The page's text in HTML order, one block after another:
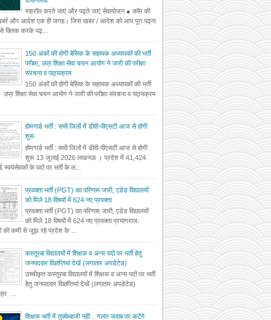
स्क्रॉल करते जाएं और पढ़ते जाएं सेवायोजन ● कॉम की
और आदेश एक ही जगह। जिस खबर / आदेश को आप पूरा पढ़ना
क्लिक करके पढ़...
150 अंकों की होगी बेसिक के सहायक अध्यापकों की भर्ती
परीक्षा, उप्र शिक्षा सेवा चयन आयोग ने जारी की परीक्षा
संरचना व पाठ्यक्रम
150 अंकों की होगी बेसिक के सहायक अध्यापकों की भर्ती
उप्र शिक्षा सेवा चयन आयोग ने जारी की परीक्षा संरचना व पाठ्यक्रम
होमगार्ड भर्ती : सभी जिलों में डीवी-पीएसटी आज से होगी
शुरू
होमगार्ड भर्ती : सभी जिलों में डीवी-पीएसटी आज से होगी
शुरू 13 जुलाई 2026 लखनऊ । प्रदेश में 41,424
स्वयंसेवकों के पदों पर भर्ती के ल...
प्रवक्ता भर्ती (PGT) का परिणाम जारी, एडेड विद्यालयों
को मिले 18 विषयों में 624 नए प्रवक्ता
प्रवक्ता भर्ती (PGT) का परिणाम जारी, एडेड विद्यालयों
को मिले 18 विषयों में 624 नए प्रवक्ता प्रयागराजः
की कमी से जूझ रहे प्रदेश के ...
कस्तूरबा विद्यालयों में शिक्षक व अन्य पदों पर भर्ती हेतु
जनपदवार विज्ञप्तियां देखें (लगातार अपडेटेड)
उच्चीकृत कस्तूरबा विद्यालयों में शिक्षक व अन्य पदों पर भर्ती
हेतु जनपदवार विज्ञप्तियां देखें (लगातार अपडेटेड)
...
शिक्षक भर्ती में तुक्केबाजी नहीं... गलत जवाब पर कटेंगे